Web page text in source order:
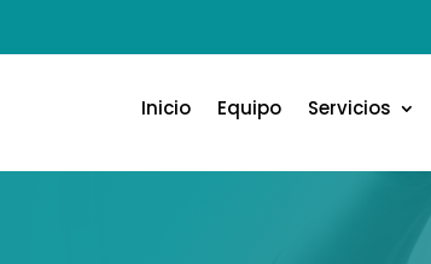
Inicio Equipo Servicios